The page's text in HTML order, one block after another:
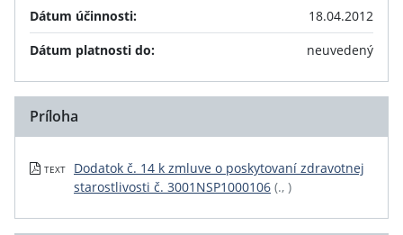
Dátum účinnosti:
18.04.2012
Dátum platnosti do:
neuvedený
Príloha
TEXT
Dodatok č. 14 k zmluve o poskytovaní zdravotnej
starostlivosti č. 3001NSP1000106 (., )